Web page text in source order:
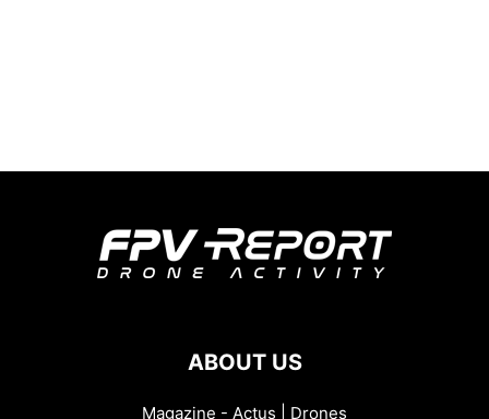
ABOUT US
Magazine - Actus | Drones